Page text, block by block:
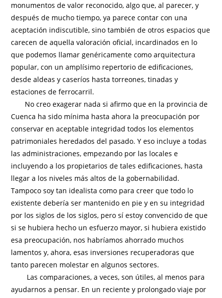
monumentos de valor reconocido, algo que, al parecer, y
después de mucho tiempo, ya parece contar con una
aceptación indiscutible, sino también de otros espacios que
carecen de aquella valoración oficial, incardinados en lo
que podemos llamar genéricamente como arquitectura
popular, con un amplísimo repertorio de edificaciones,
desde aldeas y caseríos hasta torreones, tinadas y
estaciones de ferrocarril.
No creo exagerar nada si afirmo que en la provincia de
Cuenca ha sido mínima hasta ahora la preocupación por
conservar en aceptable integridad todos los elementos
patrimoniales heredados del pasado. Y eso incluye a todas
las administraciones, empezando por las locales e
incluyendo a los propietarios de tales edificaciones, hasta
llegar a los niveles más altos de la gobernabilidad.
Tampoco soy tan idealista como para creer que todo lo
existente debería ser mantenido en pie y en su integridad
por los siglos de los siglos, pero sí estoy convencido de que
si se hubiera hecho un esfuerzo mayor, si hubiera existido
esa preocupación, nos habríamos ahorrado muchos
lamentos y, ahora, esas inversiones recuperadoras que
tanto parecen molestar en algunos sectores.
Las comparaciones, a veces, son útiles, al menos para
ayudarnos a pensar. En un reciente y prolongado viaje por